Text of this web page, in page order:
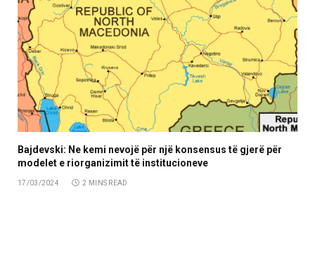
Bajdevski: Ne kemi nevojë për një konsensus të gjerë për
modelet e riorganizimit të institucioneve
17/03/2024 2 MINS READ